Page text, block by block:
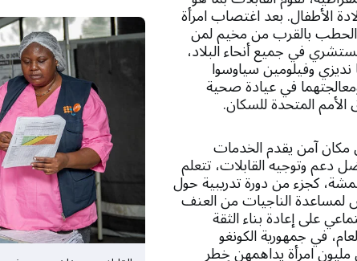
الأطفال. بعد اغتصاب امرأة
الحطب بالقرب من مخيم لمن
في جميع أنحاء البلاد،
وفيلومين سياوسوا
في عيادة صحية
المتحدة للسكان.
مكان آمن يقدم الخدمات
دعم وتوجيه القابلات، تتعلم
كجزء من دورة تدريبية حول
الناجيات من العنف
على إعادة بناء الثقة
في جمهورية الكونغو
مليون امرأة يداهمهن خطر